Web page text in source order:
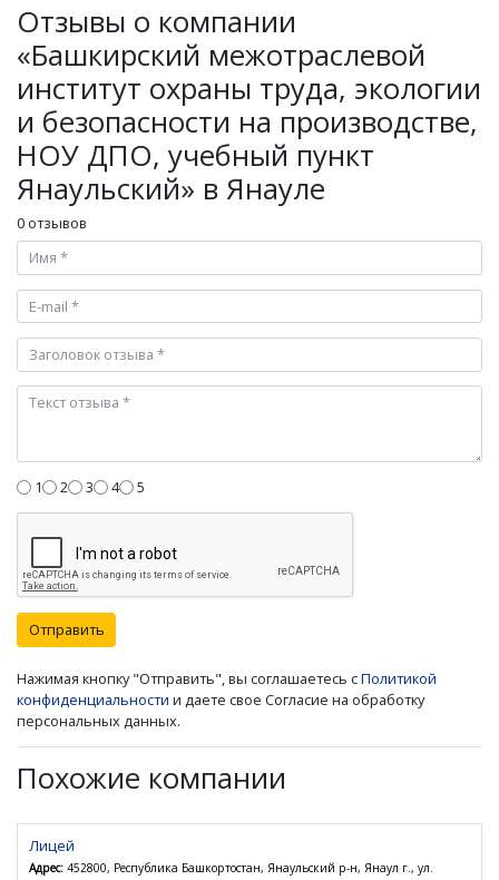
Отзывы о компании
«Башкирский межотраслевой
институт охраны труда, экологии
и безопасности на производстве,
НОУ ДПО, учебный пункт
Янаульский» в Янауле
0 отзывов
1 2 3 4 5
Отправить
Нажимая кнопку "Отправить", вы соглашаетесь сПолитикой
конфиденциальности и даете свое Согласие на обработку
персональных данных.
Похожие компании
Лицей
Адрес: 452800, Республика Башкортостан, Янаульский р-н, Янаул г., ул.